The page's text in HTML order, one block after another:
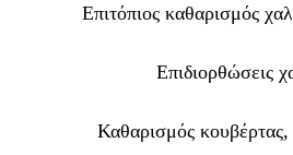
Επιτόπιος καθαρισμός
Επιδιορθώσεις
Καθαρισμός